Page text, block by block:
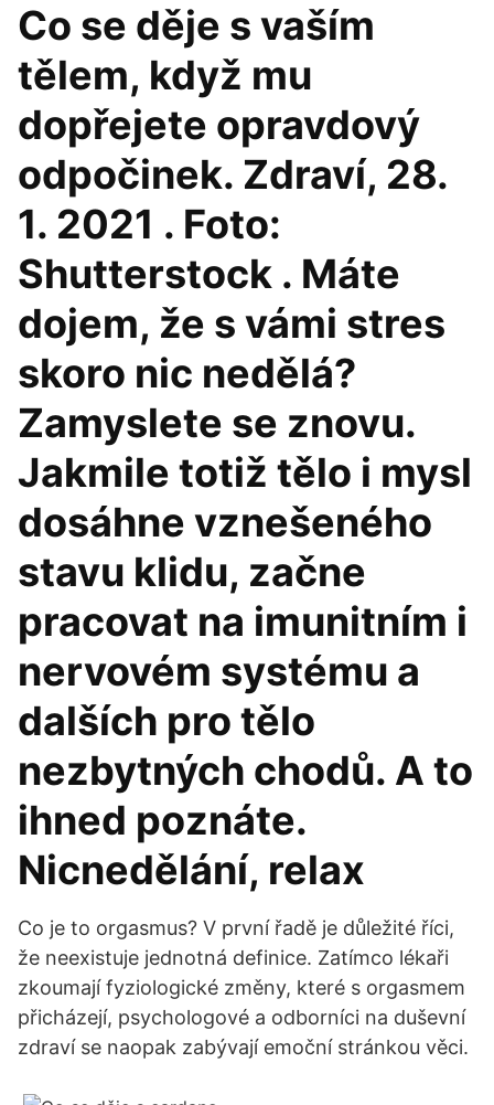
Co se děje s vaším
tělem, když mu
dopřejete opravdový
odpočinek. Zdraví, 28.
1. 2021 . Foto:
Shutterstock . Máte
dojem, že s vámi stres
skoro nic nedělá?
Zamyslete se znovu.
Jakmile totiž tělo i mysl
dosáhne vznešeného
stavu klidu, začne
pracovat na imunitním i
nervovém systému a
dalších pro tělo
nezbytných chodů. A to
ihned poznáte.
Nicnedělání, relax
Co je to orgasmus? V první řadě je důležité říci,
že neexistuje jednotná definice. Zatímco lékaři
zkoumají fyziologické změny, které s orgasmem
přicházejí, psychologové a odborníci na duševní
zdraví se naopak zabývají emoční stránkou věci.